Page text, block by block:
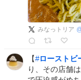
みなっトリア
【#ローストビ
り、その店舗